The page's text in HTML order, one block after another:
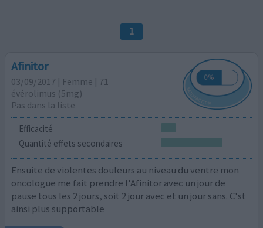
1
Afinitor
03/09/2017 | Femme | 71
évérolimus (5mg)
Pas dans la liste
Efficacité
Quantité effets secondaires
Ensuite de violentes douleurs au niveau du ventre mon
oncologue me fait prendre l'Afinitor avec un jour de
pause tous les 2 jours, soit 2 jour avec et un jour sans. C'st
ainsi plus supportable